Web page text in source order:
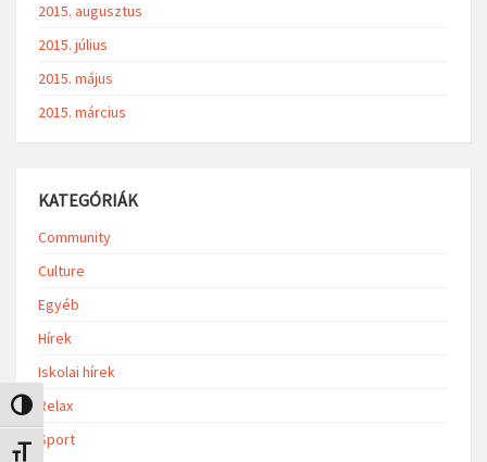
Nagy kontraszt váltása
Betűméret váltása
2015. augusztus
2015. július
2015. május
2015. március
KATEGÓRIÁK
Community
Culture
Egyéb
Hírek
Iskolai hírek
Relax
Sport